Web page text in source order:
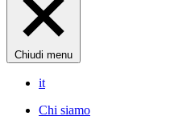
Chiudi menu
it
Chi siamo